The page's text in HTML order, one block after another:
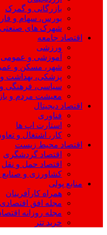
بازرگانی و گمرک
بورس، سهام و
شهرک های صنعتی
اقتصاد جامعه
ورزشی
آموزشی و عمومی
شهر، مسکن و
پزشکی، بهداشت و
سیاسی، فرهنگی
معیشت مردم و
اقتصاد دیجیتال
فناوری
استارت اپ ها
کار، اشتغال و
اقتصاد محیط زیست
اقتصاد گردشگری
اقتصاد حمل و نقل
کشاورزی و صنایع
منابع پولی
همراه کارآفرینان
مجله افق اقتصادی
مجله روزانه
خرید تتر